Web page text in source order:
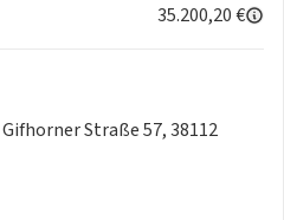
35.200,20 €
Straße 57, 38112